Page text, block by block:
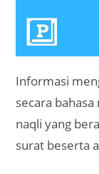
Informasi
secara
naqli yang
surat beserta